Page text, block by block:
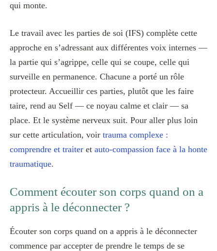
qui monte.
Le travail avec les parties de soi (IFS) complète cette
approche en s’adressant aux différentes voix internes —
la partie qui s’agrippe, celle qui se coupe, celle qui
surveille en permanence. Chacune a porté un rôle
protecteur. Accueillir ces parties, plutôt que les faire
taire, rend au Self — ce noyau calme et clair — sa
place. Et le système nerveux suit. Pour aller plus loin
sur cette articulation, voir trauma complexe :
comprendre et traiter et auto-compassion face à la honte
traumatique.
Comment écouter son corps quand on a
appris à le déconnecter ?
Écouter son corps quand on a appris à le déconnecter
commence par accepter de prendre le temps de se